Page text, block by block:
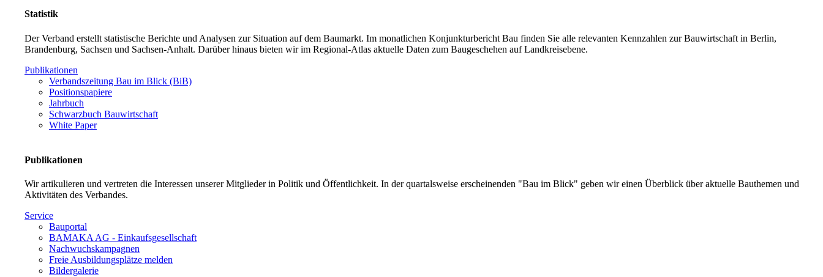
Statistik
Der Verband erstellt statistische Berichte und Analysen zur Situation auf dem Baumarkt. Im monatlichen Konjunkturbericht Bau finden Sie alle relevanten Kennzahlen zur Bauwirtschaft in Berlin,
Brandenburg, Sachsen und Sachsen-Anhalt. Darüber hinaus bieten wir im Regional-Atlas aktuelle Daten zum Baugeschehen auf Landkreisebene.
Publikationen
Verbandszeitung Bau im Blick (BiB)
Positionspapiere
Jahrbuch
Schwarzbuch Bauwirtschaft
White Paper
Publikationen
Wir artikulieren und vertreten die Interessen unserer Mitglieder in Politik und Öffentlichkeit. In der quartalsweise erscheinenden "Bau im Blick" geben wir einen Überblick über aktuelle Bauthemen und
Aktivitäten des Verbandes.
Service
Bauportal
BAMAKA AG - Einkaufsgesellschaft
Nachwuchskampagnen
Freie Ausbildungsplätze melden
Bildergalerie